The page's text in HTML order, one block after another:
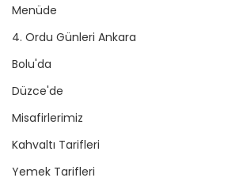
Menüde
4. Ordu Günleri Ankara
Bolu'da
Düzce'de
Misafirlerimiz
Kahvaltı Tarifleri
Yemek Tarifleri